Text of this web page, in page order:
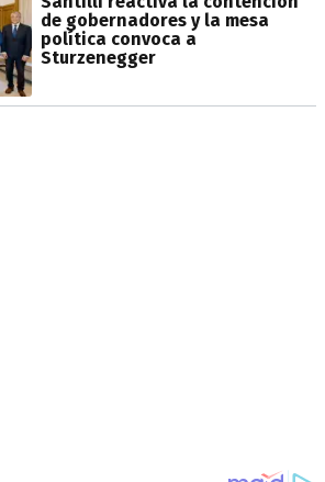
de gobernadores y la mesa
política convoca a
Sturzenegger